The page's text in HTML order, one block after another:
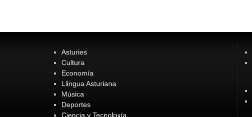
Asturies
Cultura
Economía
Llingua Asturiana
Música
Deportes
Ciencia y Tecnoloxía